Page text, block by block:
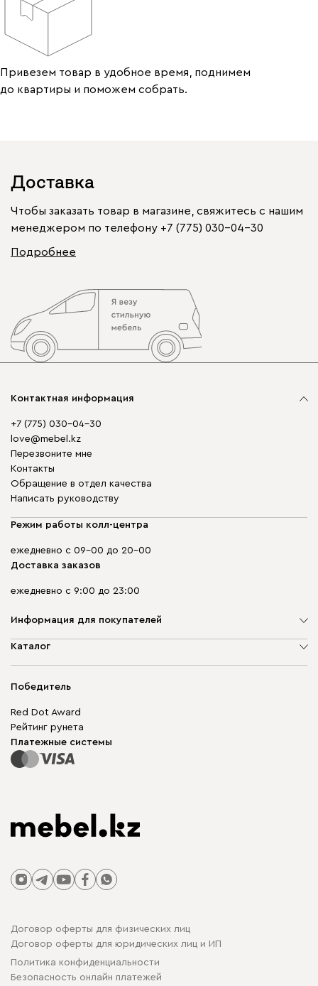
Привезем товар в удобное время, поднимем
до квартиры и поможем собрать.
Доставка
Чтобы заказать товар в магазине, свяжитесь с нашим
менеджером по телефону +7 (775) 030-04-30
Подробнее
Контактная информация
+7 (775) 030-04-30
love@mebel.kz
Перезвоните мне
Контакты
Обращение в отдел качества
Написать руководству
Режим работы колл-центра
ежедневно с 09-00 до 20-00
Доставка заказов
ежедневно с 9:00 до 23:00
Информация для покупателей
О компании
Гарантия
Карта сайта
Каталог
Корпусная мебель
Модульная мебель
Столы и стулья
Победитель
Red Dot Award
Рейтинг рунета
Платежные системы
Договор оферты для физических лиц
Договор оферты для юридических лиц и ИП
Политика конфиденциальности
Безопасность онлайн платежей